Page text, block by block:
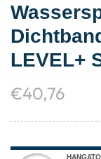
LEVEL+
€40,76